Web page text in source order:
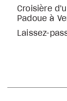
Croisière
Padoue à
Laissez-